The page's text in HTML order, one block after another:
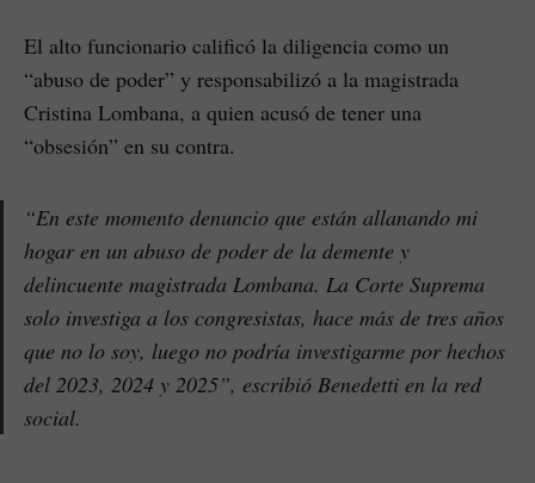
El alto funcionario calificó la diligencia como un
“abuso de poder” y responsabilizó a la magistrada
Cristina Lombana, a quien acusó de tener una
“obsesión” en su contra.
“En este momento denuncio que están allanando mi
hogar en un abuso de poder de la demente y
delincuente magistrada Lombana. La Corte Suprema
solo investiga a los congresistas, hace más de tres años
que no lo soy, luego no podría investigarme por hechos
del 2023, 2024 y 2025”, escribió Benedetti en la red
social.